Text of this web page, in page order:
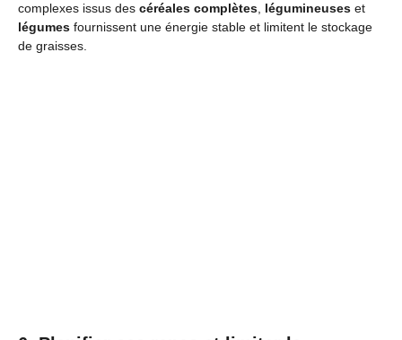
complexes issus des céréales complètes légumineuses et
légumes fournissent une énergie stable et limitent le stockage
de graisses.